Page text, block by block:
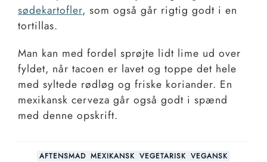
sødekartofler, som også går rigtig godt i en
tortillas.
Man kan med fordel sprøjte lidt lime ud over
fyldet, når tacoen er lavet og toppe det hele
med syltede rødløg og friske koriander. En
mexikansk cerveza går også godt i spænd
med denne opskrift.
AFTENSMAD MEXIKANSK VEGETARISK VEGANSK